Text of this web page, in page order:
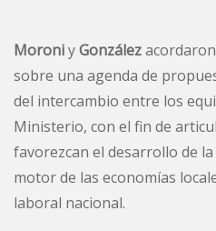
MoroniyGonzález
sobre una agenda de
del intercambio entre los
Ministerio, con el fin de
favorezcan el desarrollo de
motor de las economías
laboral nacional.